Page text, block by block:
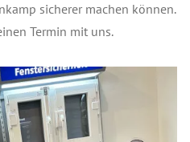
sicherer machen können.
Termin mit uns.